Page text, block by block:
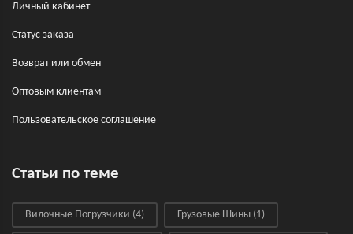
Личный кабинет
Статус заказа
Возврат или обмен
Оптовым клиентам
Пользовательское соглашение
Статьи по теме
Вилочные Погрузчики (4) Грузовые Шины (1)